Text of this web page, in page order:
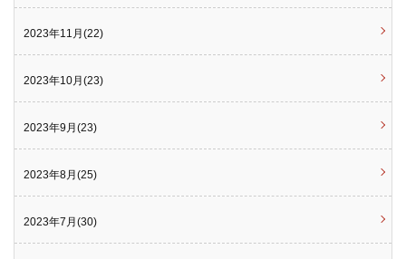
2023年11月(22)
2023年10月(23)
2023年9月(23)
2023年8月(25)
2023年7月(30)